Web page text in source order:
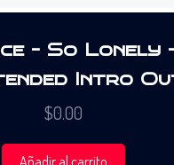
– So Lonely
Intro
$0.00
Añadir al carrito